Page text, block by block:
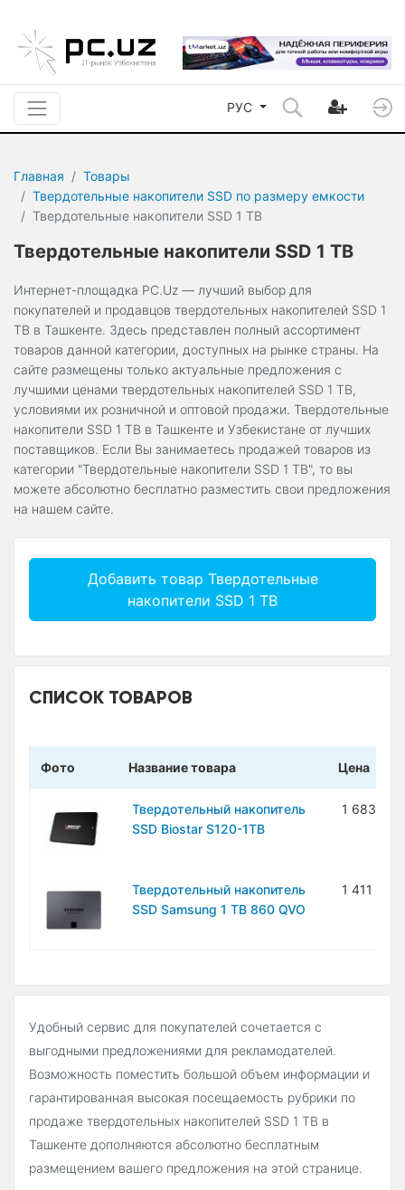
РУС
Главная
Товары
Твердотельные накопители SSD по размеру емкости
Твердотельные накопители SSD 1 TB
Твердотельные накопители SSD 1 TB
Интернет-площадка PC.Uz — лучший выбор для
покупателей и продавцов твердотельных накопителей SSD 1
TB в Ташкенте. Здесь представлен полный ассортимент
товаров данной категории, доступных на рынке страны. На
сайте размещены только актуальные предложения с
лучшими ценами твердотельных накопителей SSD 1 TB,
условиями их розничной и оптовой продажи. Твердотельные
накопители SSD 1 TB в Ташкенте и Узбекистане от лучших
поставщиков. Если Вы занимаетесь продажей товаров из
категории "Твердотельные накопители SSD 1 TB", то вы
можете абсолютно бесплатно разместить свои предложения
на нашем сайте.
Добавить товар Твердотельные
накопители SSD 1 TB
СПИСОК ТОВАРОВ
Фото Название товара Цена
Твердотельный накопитель
SSD Biostar S120-1TB
1 683
Твердотельный накопитель
SSD Samsung 1 TB 860 QVO
1 411
Удобный сервис для покупателей сочетается с
выгодными предложениями для рекламодателей.
Возможность поместить большой объем информации и
гарантированная высокая посещаемость рубрики по
продаже твердотельных накопителей SSD 1 TB в
Ташкенте дополняются абсолютно бесплатным
размещением вашего предложения на этой странице.